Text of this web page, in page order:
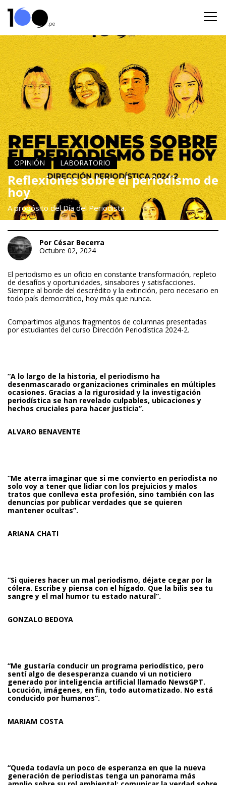
OPINIÓN LABORATORIO
Reflexiones sobre el periodismo de
hoy
A propósito del Día del Periodista.
Por César Becerra
Octubre 02, 2024
El periodismo es un oficio en constante transformación, repleto
de desafíos y oportunidades, sinsabores y satisfacciones.
Siempre al borde del descrédito y la extinción, pero necesario en
todo país democrático, hoy más que nunca.
Compartimos algunos fragmentos de columnas presentadas
por estudiantes del curso Dirección Periodística 2024-2.
“A lo largo de la historia, el periodismo ha
desenmascarado organizaciones criminales en múltiples
ocasiones. Gracias a la rigurosidad y la investigación
periodística se han revelado culpables, ubicaciones y
hechos cruciales para hacer justicia”.
ALVARO BENAVENTE
“Me aterra imaginar que si me convierto en periodista no
solo voy a tener que lidiar con los prejuicios y malos
tratos que conlleva esta profesión, sino también con las
denuncias por publicar verdades que se quieren
mantener ocultas”.
ARIANA CHATI
“Si quieres hacer un mal periodismo, déjate cegar por la
cólera. Escribe y piensa con el hígado. Que la bilis sea tu
sangre y el mal humor tu estado natural”.
GONZALO BEDOYA
“Me gustaría conducir un programa periodístico, pero
sentí algo de desesperanza cuando vi un noticiero
generado por inteligencia artificial llamado NewsGPT.
Locución, imágenes, en fin, todo automatizado. No está
conducido por humanos”.
MARIAM COSTA
“Queda todavía un poco de esperanza en que la nueva
generación de periodistas tenga un panorama más